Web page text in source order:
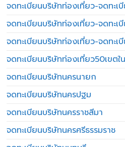
จดทะเบียนบริษัทท่องเที่ยว-จดทะ
จดทะเบียนบริษัทท่องเที่ยว-จดทะเ
จดทะเบียนบริษัทท่องเที่ยว-จดทะเ
จดทะเบียนบริษัทท่องเที่ยว50เขตใ
จดทะเบียนบริษัทนครนายก
จดทะเบียนบริษัทนครปฐม
จดทะเบียนบริษัทนครราชสีมา
จดทะเบียนบริษัทนครศรีธรรมราช